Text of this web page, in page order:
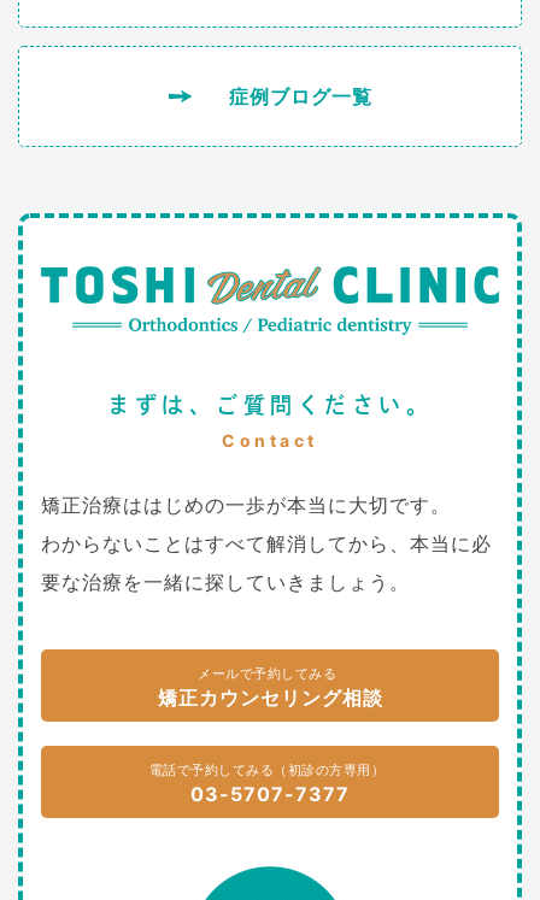
症例ブログ一覧
まずは、ご質問ください。
Contact
矯正治療ははじめの一歩が本当に大切です。
わからないことはすべて解消してから、本当に必
要な治療を一緒に探していきましょう。
メールで予約してみる
矯正カウンセリング相談
電話で予約してみる（初診の方専用）
03-5707-7377